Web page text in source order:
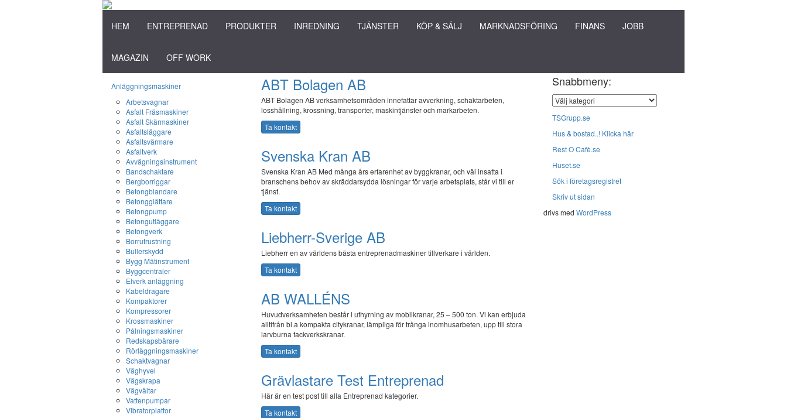
HEM ENTREPRENAD PRODUKTER INREDNING TJÄNSTER KÖP & SÄLJ MARKNADSFÖRING FINANS JOBB
MAGAZIN OFF WORK
Anläggningsmaskiner
Arbetsvagnar
Asfalt Fräsmaskiner
Asfalt Skärmaskiner
Asfaltsläggare
Asfaltsvärmare
Asfaltverk
Avvägningsinstrument
Bandschaktare
Bergborriggar
Betongblandare
Betongglättare
Betongpump
Betongutläggare
Betongverk
Borrutrustning
Bullerskydd
Bygg Mätinstrument
Byggcentraler
Elverk anläggning
Kabeldragare
Kompaktorer
Kompressorer
Krossmaskiner
Pålningsmaskiner
Redskapsbärare
Rörläggningsmaskiner
Schaktvagnar
Väghyvel
Vägskrapa
Vägvältar
Vattenpumpar
Vibratorplattor
ABT Bolagen AB
ABT Bolagen AB verksamhetsområden innefattar avverkning, schaktarbeten,
losshållning, krossning, transporter, maskintjänster och markarbeten.
Ta kontakt
Svenska Kran AB
Svenska Kran AB Med många års erfarenhet av byggkranar, och väl insatta i
branschens behov av skräddarsydda lösningar för varje arbetsplats, står vi till er
tjänst.
Ta kontakt
Liebherr-Sverige AB
Liebherr en av världens bästa entreprenadmaskiner tillverkare i världen.
Ta kontakt
AB WALLÉNS
Huvudverksamheten består i uthyrning av mobilkranar, 25 – 500 ton. Vi kan erbjuda
alltifrån bl.a kompakta citykranar, lämpliga för trånga inomhusarbeten, upp till stora
larvburna fackverkskranar.
Ta kontakt
Grävlastare Test Entreprenad
Här är en test post till alla Entreprenad kategorier.
Ta kontakt
Snabbmeny:
TSGrupp.se
Hus & bostad..! Klicka här
Rest O Cafè.se
Huset.se
Sök i företagsregistret
Skriv ut sidan
drivs med WordPress